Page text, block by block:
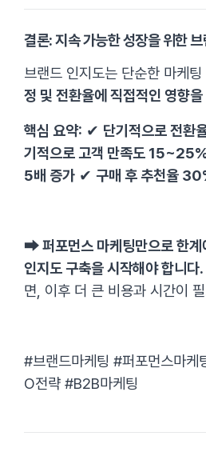
결론: 지속 가능한 성장을 위한
브랜드 인지도는 단순한 마케
정 및 전환율에 직접적인 영향
핵심 요약: ✔ 단기적으로 전환
기적으로 고객 만족도
5배 증가 ✔ 구매 후 추천율
➡ 퍼포먼스 마케팅만으로 한계
인지도 구축을 시작해야 합니다.
면, 이후 더 큰 비용과 시간이
#브랜드마케팅 #퍼포먼스마케
O전략 #B2B마케팅